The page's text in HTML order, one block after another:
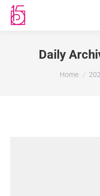
Daily
You are
Home